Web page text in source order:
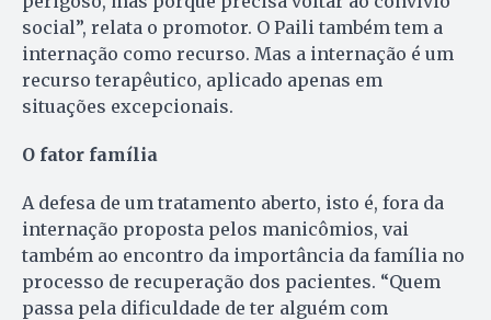
social”, relata o promotor. O Paili também tem a
internação como recurso. Mas a internação é um
recurso terapêutico, aplicado apenas em
situações excepcionais.
O fator família
A defesa de um tratamento aberto, isto é, fora da
internação proposta pelos manicômios, vai
também ao encontro da importância da família no
processo de recuperação dos pacientes. “Quem
passa pela dificuldade de ter alguém com